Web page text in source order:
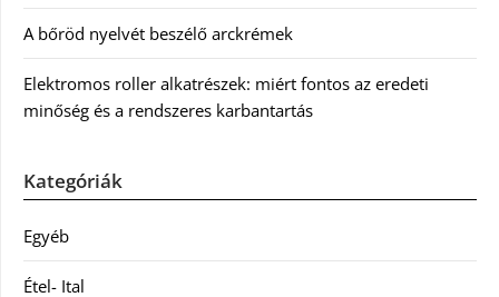
A bőröd nyelvét beszélő arckrémek
Elektromos roller alkatrészek: miért fontos az eredeti
minőség és a rendszeres karbantartás
Kategóriák
Egyéb
Étel- Ital